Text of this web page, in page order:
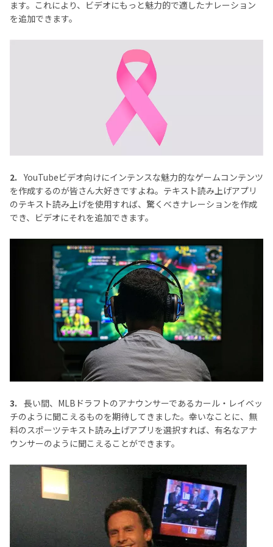
ます。これにより、ビデオにもっと魅力的で適したナレーション
を追加できます。
2. YouTubeビデオ向けにインテンスな魅力的なゲームコンテンツ
を作成するのが皆さん大好きですよね。テキスト読み上げアプリ
のテキスト読み上げを使用すれば、驚くべきナレーションを作成
でき、ビデオにそれを追加できます。
3. 長い間、MLBドラフトのアナウンサーであるカール・レイベッ
チのように聞こえるものを期待してきました。幸いなことに、無
料のスポーツテキスト読み上げアプリを選択すれば、有名なアナ
ウンサーのように聞こえることができます。